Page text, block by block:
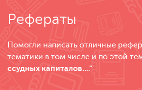
Рефераты
Помогли написать отличные
тематики в том числе и по этой
ссудных капиталов...."